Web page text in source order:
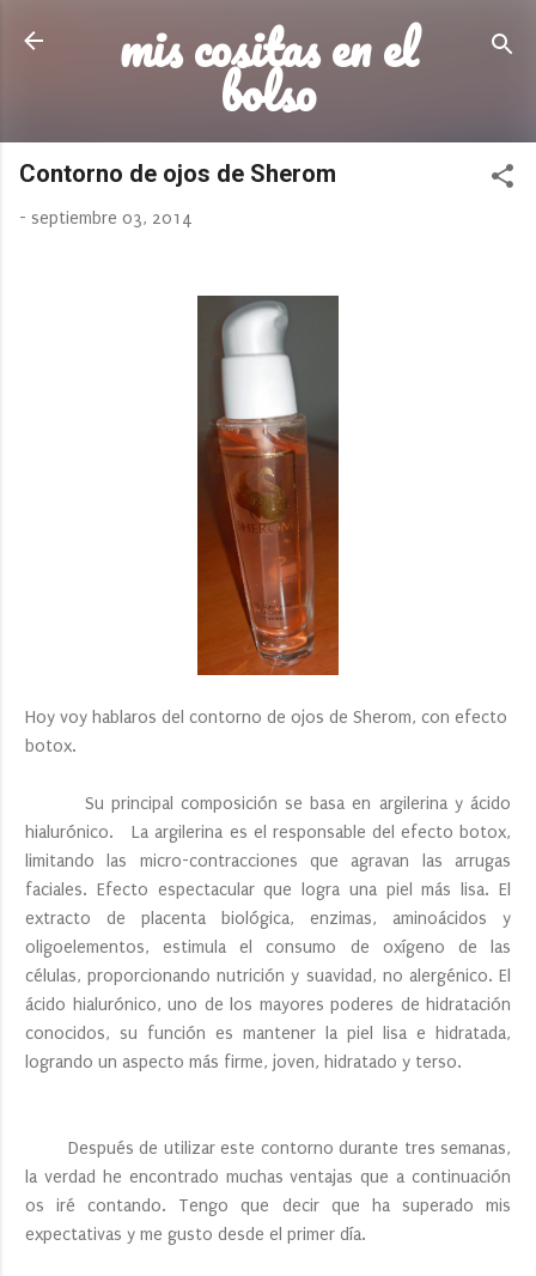
Ir al contenido principal
mis cositas en el
bolso
Contorno de ojos de Sherom
- septiembre 03, 2014
Hoy voy hablaros del contorno de ojos de Sherom, con efecto
botox.
Su principal composición se basa en argilerina y ácido
hialurónico. La argilerina es el responsable del efecto botox,
limitando las micro-contracciones que agravan las arrugas
faciales. Efecto espectacular que logra una piel más lisa. El
extracto de placenta biológica, enzimas, aminoácidos y
oligoelementos, estimula el consumo de oxígeno de las
células, proporcionando nutrición y suavidad, no alergénico. El
ácido hialurónico, uno de los mayores poderes de hidratación
conocidos, su función es mantener la piel lisa e hidratada,
logrando un aspecto más firme, joven, hidratado y terso.
Después de utilizar este contorno durante tres semanas,
la verdad he encontrado muchas ventajas que a continuación
os iré contando. Tengo que decir que ha superado mis
expectativas y me gusto desde el primer día.